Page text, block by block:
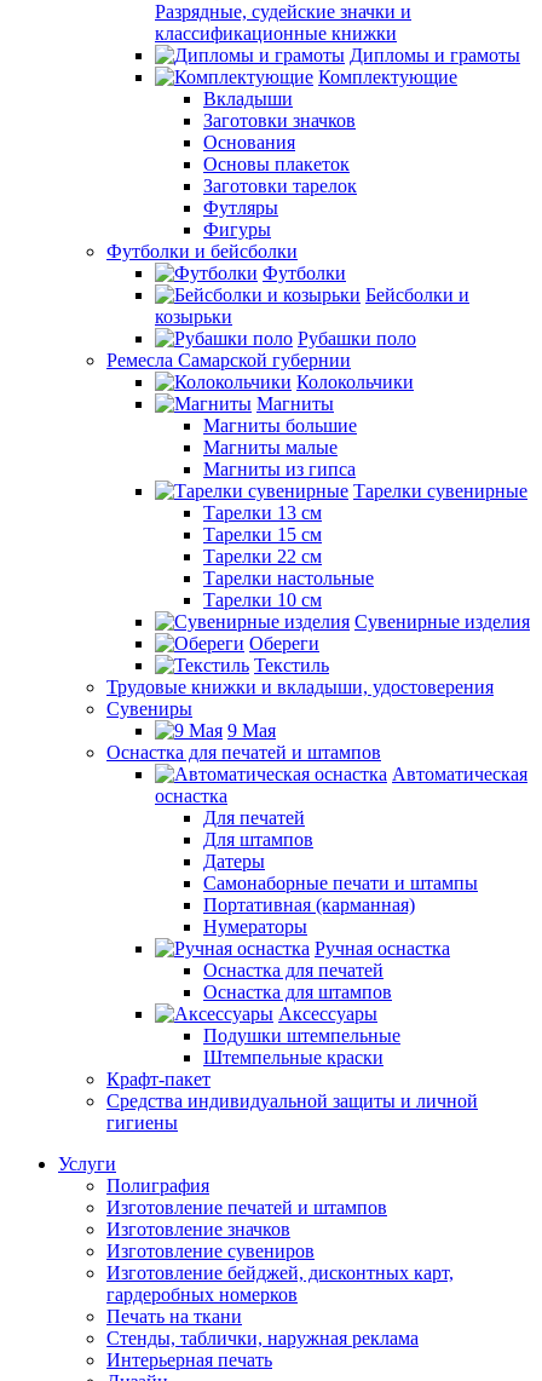
Разрядные, судейские значки и
классификационные книжки
Дипломы и грамоты
Комплектующие
Вкладыши
Заготовки значков
Основания
Основы плакеток
Заготовки тарелок
Футляры
Фигуры
Футболки и бейсболки
Футболки
Бейсболки и
козырьки
Рубашки поло
Ремесла Самарской губернии
Колокольчики
Магниты
Магниты большие
Магниты малые
Магниты из гипса
Тарелки сувенирные
Тарелки 13 см
Тарелки 15 см
Тарелки 22 см
Тарелки настольные
Тарелки 10 см
Сувенирные изделия
Обереги
Текстиль
Трудовые книжки и вкладыши, удостоверения
Сувениры
9 Мая
Оснастка для печатей и штампов
Автоматическая
оснастка
Для печатей
Для штампов
Датеры
Самонаборные печати и штампы
Портативная (карманная)
Нумераторы
Ручная оснастка
Оснастка для печатей
Оснастка для штампов
Аксессуары
Подушки штемпельные
Штемпельные краски
Крафт-пакет
Средства индивидуальной защиты и личной
гигиены
Услуги
Полиграфия
Изготовление печатей и штампов
Изготовление значков
Изготовление сувениров
Изготовление бейджей, дисконтных карт,
гардеробных номерков
Печать на ткани
Стенды, таблички, наружная реклама
Интерьерная печать